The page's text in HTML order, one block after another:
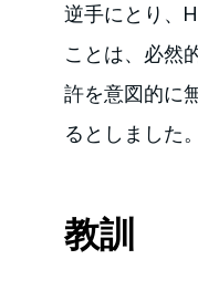
逆手にとり、
ことは、必然
許を意図的に
るとしました。
教訓